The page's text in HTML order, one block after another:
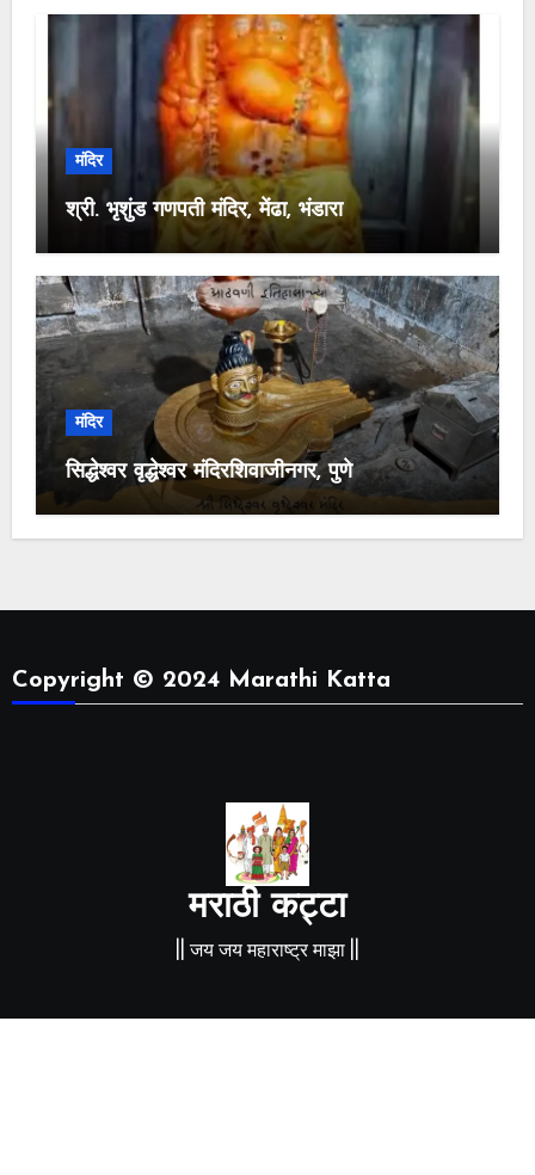
मंदिर
श्री. भृशुंड गणपती मंदिर, मेंढा, भंडारा
मंदिर
सिद्धेश्वर वृद्धेश्वर मंदिरशिवाजीनगर, पुणे
Copyright © 2024 Marathi Katta
मराठी कट्टा
|| जय जय महाराष्ट्र माझा ||